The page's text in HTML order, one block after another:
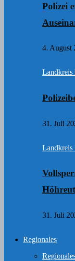
Polizei
4. August
Landkreis
31. Juli
Landkreis
31. Juli
Regionales